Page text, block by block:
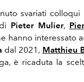
svariati
Pieter Mulier,
hanno interessato
dal 2021, Matthieu
è ricaduta la